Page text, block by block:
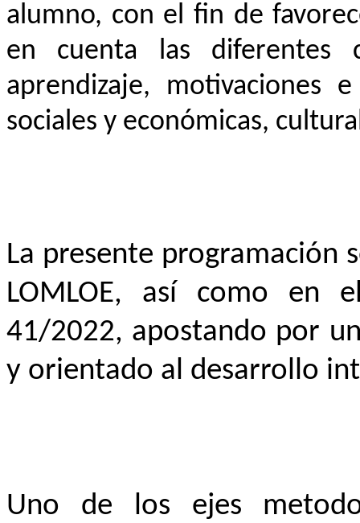
alumno, con el fin de
en cuenta las diferentes
aprendizaje, motivaciones
sociales y económicas,
La presente programación
LOMLOE, así como en
41/2022, apostando por
y orientado al desarrollo
Uno de los ejes